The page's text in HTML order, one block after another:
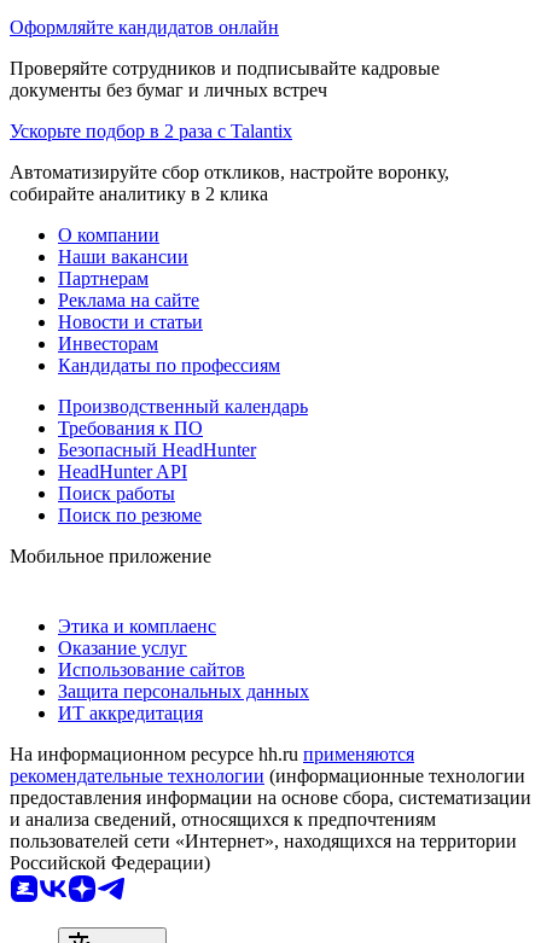
Оформляйте кандидатов онлайн
Проверяйте сотрудников и подписывайте кадровые
документы без бумаг и личных встреч
Ускорьте подбор в 2 раза с Talantix
Автоматизируйте сбор откликов, настройте воронку,
собирайте аналитику в 2 клика
О компании
Наши вакансии
Партнерам
Реклама на сайте
Новости и статьи
Инвесторам
Кандидаты по профессиям
Производственный календарь
Требования к ПО
Безопасный HeadHunter
HeadHunter API
Поиск работы
Поиск по резюме
Мобильное приложение
Этика и комплаенс
Оказание услуг
Использование сайтов
Защита персональных данных
ИТ аккредитация
На информационном ресурсе hh.ru применяются
рекомендательные технологии (информационные технологии
предоставления информации на основе сбора, систематизации
и анализа сведений, относящихся к предпочтениям
пользователей сети «Интернет», находящихся на территории
Российской Федерации)